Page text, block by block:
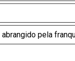
pela